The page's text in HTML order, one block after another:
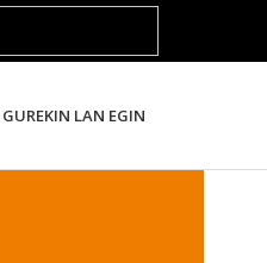
GUREKIN LAN EGIN